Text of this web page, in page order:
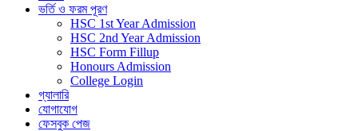
ভর্তি ও ফরম পূরণ
HSC 1st Year Admission
HSC 2nd Year Admission
HSC Form Fillup
Honours Admission
College Login
গ্যালারি
যোগাযোগ
ফেসবুক পেজ